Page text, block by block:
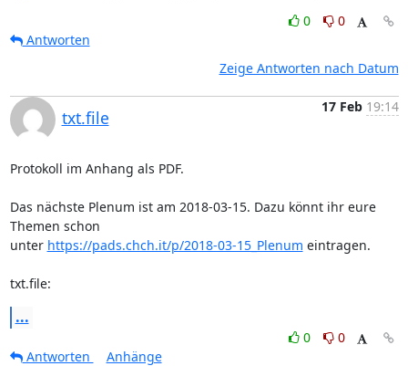
0
0
Antworten
Zeige Antworten nach Datum
txt.file
17 Feb 19:14
Protokoll im Anhang als PDF.
Das nächste Plenum ist am 2018-03-15. Dazu könnt ihr eure
Themen schon
unter https://pads.chch.it/p/2018-03-15_Plenum eintragen.
txt.file:
...
0
0
Antworten
Anhänge